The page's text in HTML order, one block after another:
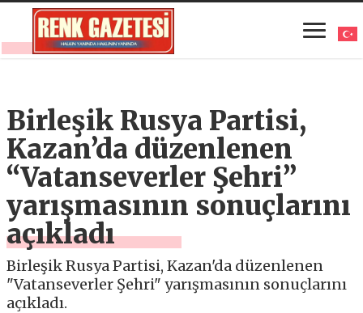
Birleşik Rusya Partisi,
Kazan’da düzenlenen
“Vatanseverler Şehri”
yarışmasının sonuçlarını
açıkladı
Birleşik Rusya Partisi, Kazan'da düzenlenen
"Vatanseverler Şehri" yarışmasının sonuçlarını
açıkladı.